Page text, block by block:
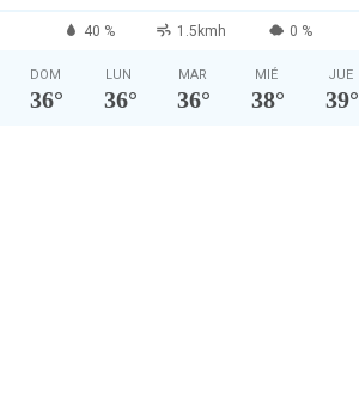
40 % 1.5kmh 0 %
DOM
36°
LUN
36°
MAR
36°
MIÉ
38°
JUE
39°